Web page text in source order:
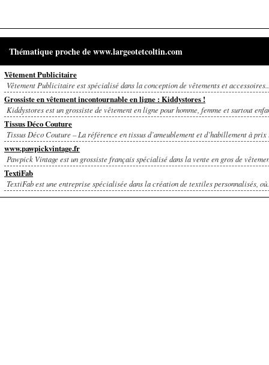
Thématique proche de www.largeotetcoltin.com
Vêtement Publicitaire
Vêtement Publicitaire est spécialisé dans la conception de vêtements et
Grossiste en vêtement incontournable en ligne : Kiddystores !
Kiddystores est un grossiste de vêtement en ligne pour homme, femme et surtout
Tissus Déco Couture
Tissus Déco Couture – La référence en tissus d’ameublement et d’habillement à prix
www.pawpickvintage.fr
Pawpick Vintage est un grossiste français spécialisé dans la vente en gros de
TextiFab
TextiFab est une entreprise spécialisée dans la création de textiles personnalisés,